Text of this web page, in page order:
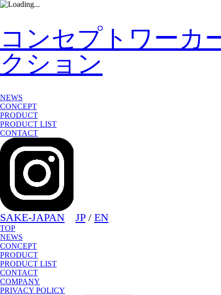
コンセプトワーカ
クション
NEWS
CONCEPT
PRODUCT
PRODUCT LIST
CONTACT
SAKE-JAPAN JP/ EN
TOP
NEWS
CONCEPT
PRODUCT
PRODUCT LIST
CONTACT
COMPANY
PRIVACY POLICY